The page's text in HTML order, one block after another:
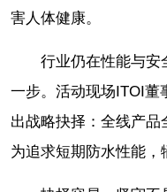
害人体健康。
行业仍在性能与安
一步。活动现场ITOI董
出战略抉择：全线产
为追求短期防水性能，